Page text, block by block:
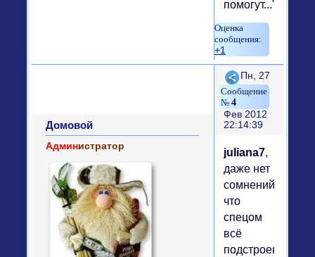
помогут..."
+1
Поделиться
4
Пн, 27
Фев 2012
22:14:39
Домовой
Администратор
juliana7,
даже нет
сомнений
что
спецом
всё
подстроено